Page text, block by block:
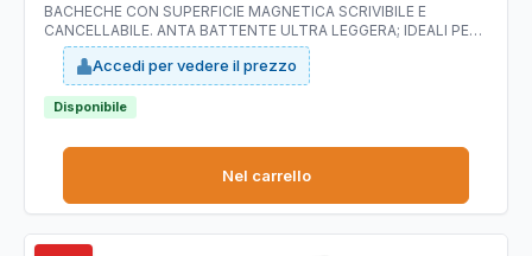
BACHECHE CON SUPERFICIE MAGNETICA SCRIVIBILE E
CANCELLABILE. ANTA BATTENTE ULTRA LEGGERA; IDEALI PER
ESPORRE E PROTEGGERE AVVISI, ANNUNCI E COMUNICAZIONI
IMPORTANTI. DOTATE DI SERRATURA CON CHIAVE E DI ANTA
IN ROBUSTO ACRILICO DALL'ECCELLENTE TRASPARENZA.
PROFONDITÀ INTERNA 18MM. FORNITE CON KIT DI FISSAGGIO.
DIMENSIONE EST. 72X98,1CM.
Accedi per vedere il prezzo
Disponibile
Nel carrello